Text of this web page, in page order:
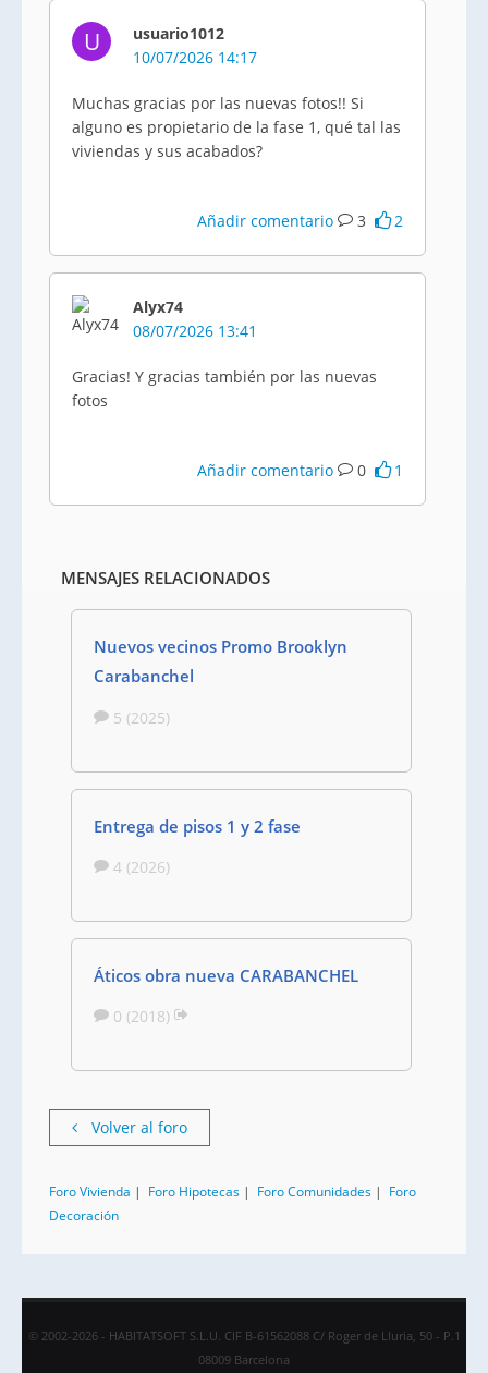
U
usuario1012
10/07/2026 14:17
Muchas gracias por las nuevas fotos!! Si
alguno es propietario de la fase 1, qué tal las
viviendas y sus acabados?
Añadir comentario 3 2
Alyx74
08/07/2026 13:41
Gracias! Y gracias también por las nuevas
fotos
Añadir comentario 0 1
MENSAJES RELACIONADOS
Nuevos vecinos Promo Brooklyn
Carabanchel
5 (2025)
Entrega de pisos 1 y 2 fase
4 (2026)
Áticos obra nueva CARABANCHEL
0 (2018)
Volver al foro
Foro Vivienda | Foro Hipotecas | Foro Comunidades | Foro
Decoración
© 2002-2026 - HABITATSOFT S.L.U. CIF B-61562088 C/ Roger de Lluria, 50 - P.1
08009 Barcelona